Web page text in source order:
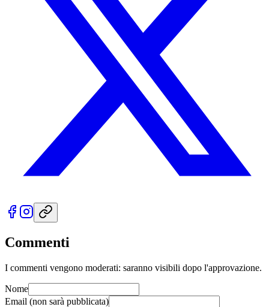
Commenti
I commenti vengono moderati: saranno visibili dopo l'approvazione.
Nome
Email (non sarà pubblicata)